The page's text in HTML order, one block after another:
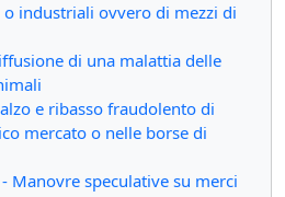
industriali ovvero di mezzi di
di una malattia delle
e ribasso fraudolento di
mercato o nelle borse di
Manovre speculative su merci